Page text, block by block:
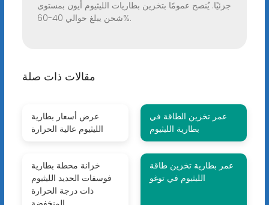
جزئيًا. يُنصح عمومًا بتخزين بطاريات الليثيوم أيون بمستوى
شحن يبلغ حوالي 40-60%.
مقالات ذات صلة
عرض أسعار بطارية
الليثيوم عالية الحرارة
عمر تخزين الطاقة في
بطارية الليثيوم
خزانة محطة بطارية
فوسفات الحديد الليثيوم
ذات درجة الحرارة
عمر بطارية تخزين طاقة
الليثيوم في توغو